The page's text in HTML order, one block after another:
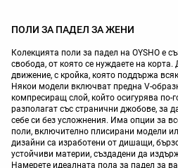
ПОЛИ ЗА ПАДЕЛ ЗА ЖЕНИ
Колекцията поли за падел на OYSHO е
свобода, от която се нуждаете на
движение, с кройка, която поддържа
Някои модели включват предна V-
компресиращ слой, който осигурява
разполагат със странични джобове, за
себе си без усложнения. Има опции за
поли, включително плисирани модели
дизайни са изработени от дишащи,
устойчиви материи, създадени да
Намерете идеалната пола за падел за